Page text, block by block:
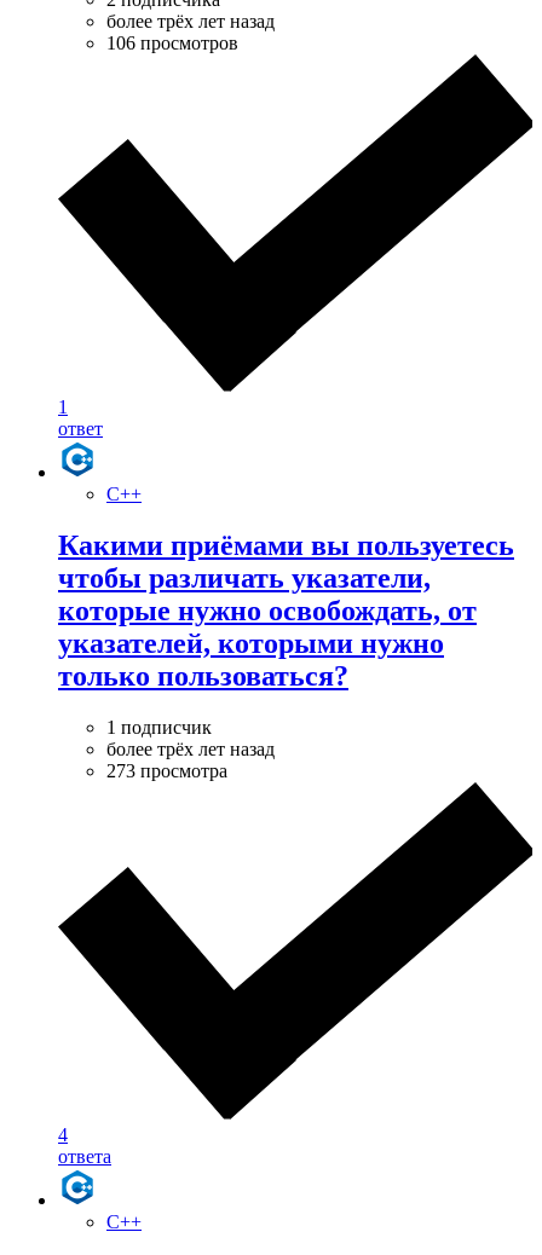
более трёх лет назад
106 просмотров
1
ответ
C++
Какими приёмами вы пользуетесь
чтобы различать указатели,
которые нужно освобождать, от
указателей, которыми нужно
только пользоваться?
1 подписчик
более трёх лет назад
273 просмотра
4
ответа
C++